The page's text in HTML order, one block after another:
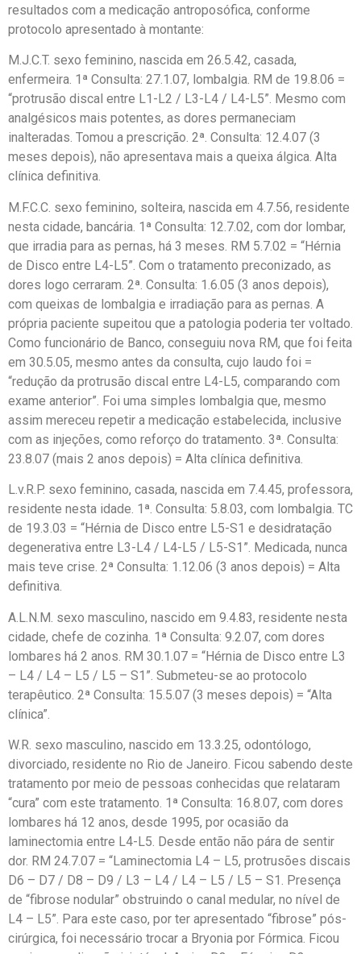
resultados com a medicação antroposófica, conforme
protocolo apresentado à montante:
M.J.C.T. sexo feminino, nascida em 26.5.42, casada,
enfermeira. 1ª Consulta: 27.1.07, lombalgia. RM de 19.8.06 =
“protrusão discal entre L1-L2 / L3-L4 / L4-L5”. Mesmo com
analgésicos mais potentes, as dores permaneciam
inalteradas. Tomou a prescrição. 2ª. Consulta: 12.4.07 (3
meses depois), não apresentava mais a queixa álgica. Alta
clínica definitiva.
M.F.C.C. sexo feminino, solteira, nascida em 4.7.56, residente
nesta cidade, bancária. 1ª Consulta: 12.7.02, com dor lombar,
que irradia para as pernas, há 3 meses. RM 5.7.02 = “Hérnia
de Disco entre L4-L5”. Com o tratamento preconizado, as
dores logo cerraram. 2ª. Consulta: 1.6.05 (3 anos depois),
com queixas de lombalgia e irradiação para as pernas. A
própria paciente supeitou que a patologia poderia ter voltado.
Como funcionário de Banco, conseguiu nova RM, que foi feita
em 30.5.05, mesmo antes da consulta, cujo laudo foi =
“redução da protrusão discal entre L4-L5, comparando com
exame anterior”. Foi uma simples lombalgia que, mesmo
assim mereceu repetir a medicação estabelecida, inclusive
com as injeções, como reforço do tratamento. 3ª. Consulta:
23.8.07 (mais 2 anos depois) = Alta clínica definitiva.
L.v.R.P. sexo feminino, casada, nascida em 7.4.45, professora,
residente nesta idade. 1ª. Consulta: 5.8.03, com lombalgia. TC
de 19.3.03 = “Hérnia de Disco entre L5-S1 e desidratação
degenerativa entre L3-L4 / L4-L5 / L5-S1”. Medicada, nunca
mais teve crise. 2ª Consulta: 1.12.06 (3 anos depois) = Alta
definitiva.
A.L.N.M. sexo masculino, nascido em 9.4.83, residente nesta
cidade, chefe de cozinha. 1ª Consulta: 9.2.07, com dores
lombares há 2 anos. RM 30.1.07 = “Hérnia de Disco entre L3
– L4 / L4 – L5 / L5 – S1”. Submeteu-se ao protocolo
terapêutico. 2ª Consulta: 15.5.07 (3 meses depois) = “Alta
clínica”.
W.R. sexo masculino, nascido em 13.3.25, odontólogo,
divorciado, residente no Rio de Janeiro. Ficou sabendo deste
tratamento por meio de pessoas conhecidas que relataram
“cura” com este tratamento. 1ª Consulta: 16.8.07, com dores
lombares há 12 anos, desde 1995, por ocasião da
laminectomia entre L4-L5. Desde então não pára de sentir
dor. RM 24.7.07 = “Laminectomia L4 – L5, protrusões discais
D6 – D7 / D8 – D9 / L3 – L4 / L4 – L5 / L5 – S1. Presença
de “fibrose nodular” obstruindo o canal medular, no nível de
L4 – L5”. Para este caso, por ter apresentado “fibrose” pós-
cirúrgica, foi necessário trocar a Bryonia por Fórmica. Ficou